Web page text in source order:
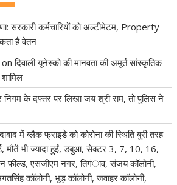
सरकारी कर्मचारियों को अल्टीमेटम, Property
है वेतन
onदिवाली यूनेस्को की मानवता की अमूर्त सांस्कृतिक
निगम के दफ्तर पर लिखा जय श्री राम, तो पुलिस ने
में ब्लैक फ्राइडे को कोरोना की स्थिति बुरी तरह
मौतें भी ज्यादा हुईं, डबुआ, सेक्टर 3, 7, 10, 16,
फील्ड, एसजीएम नगर, तिगंाव, संजय कॉलोनी,
कॉलोनी, भूड़ कॉलोनी, जवाहर कॉलोनी,